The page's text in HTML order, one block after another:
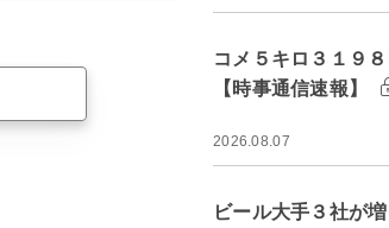
コメ５キロ３１９
【時事通信速報】
2026.08.07
ビール大手３社が